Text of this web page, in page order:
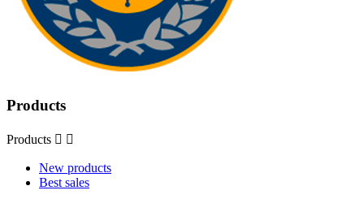
Products
Products  
New products
Best sales